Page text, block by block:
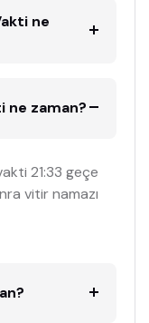
ne
ne zaman?
21:33 geçe
vitir namazı